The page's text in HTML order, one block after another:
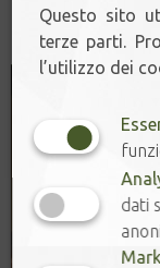
Questo sito
terze parti.
l’utilizzo dei
dati